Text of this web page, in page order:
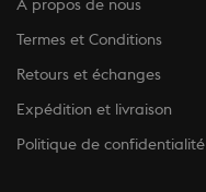
À propos de nous
Termes et Conditions
Retours et échanges
Expédition et livraison
Politique de confidentialité